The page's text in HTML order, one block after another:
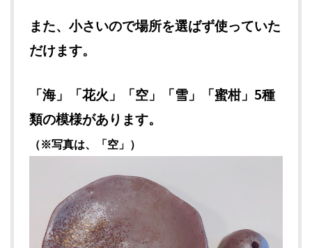
また、小さいので場所を選ばず使っていた
だけます。
「海」「花火」「空」「雪」「蜜柑」5種
類の模様があります。
（※写真は、「空」）